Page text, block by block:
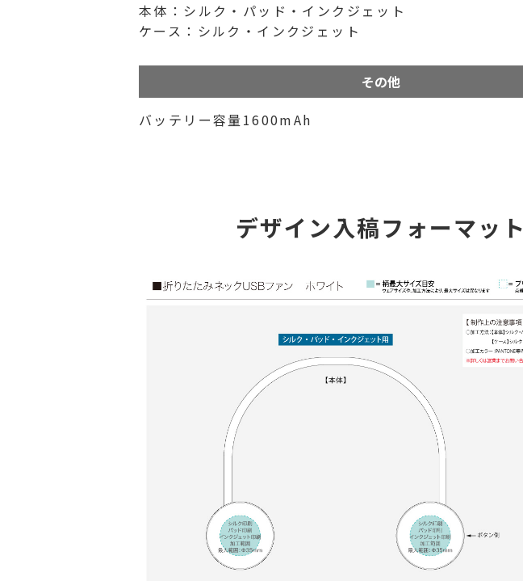
本体：シルク・パッド・インクジェット
ケース：シルク・インクジェット
その他
バッテリー容量1600mAh
デザイン入稿フォーマット